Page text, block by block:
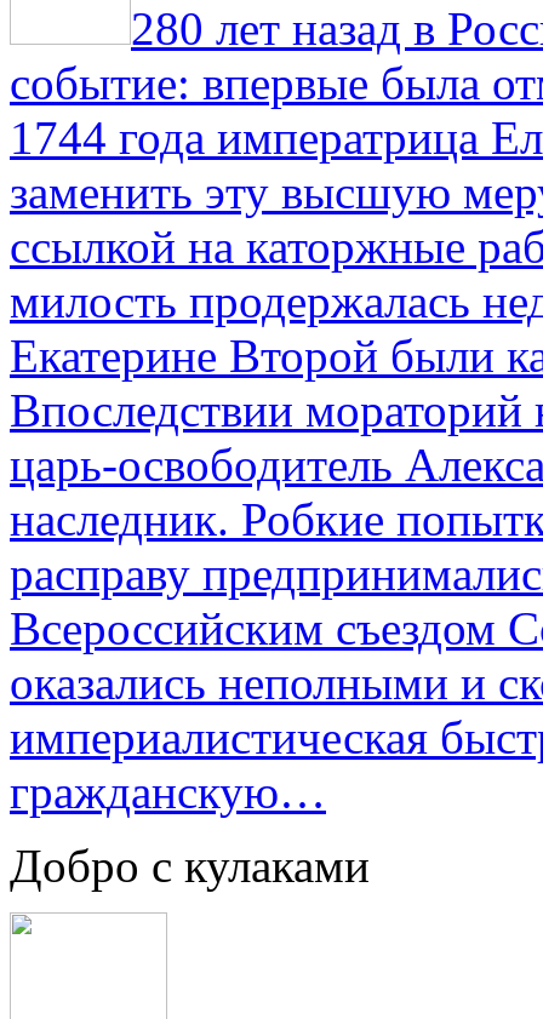
280 лет назад в
событие: впервые была
1744 года императрица
заменить эту высшую
ссылкой на каторжные
милость продержалась
Екатерине Второй были
Впоследствии мораторий
царь-освободитель
наследник. Робкие
расправу
Всероссийским съездом
оказались неполными и
империалистическая
гражданскую…
Добро с кулаками